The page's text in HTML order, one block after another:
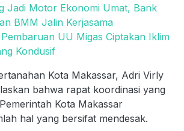
Jadi Motor Ekonomi Umat, Bank
BMM Jalin Kerjasama
UU Migas Ciptakan Iklim
Kondusif
Kota Makassar, Adri Virly
bahwa rapat koordinasi yang
Kota Makassar
hal yang bersifat mendesak.